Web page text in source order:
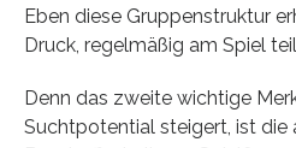
Eben diese Gruppenstruktur
Druck, regelmäßig am Spiel
Denn das zweite wichtige
Suchtpotential steigert, ist die